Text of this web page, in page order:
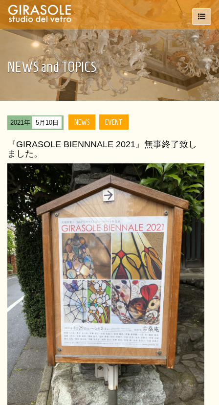
NEWS and TOPICS
2021年 5月10日 NEWS EVENT
『GIRASOLE BIENNNALE 2021』無事終了致し
ました。